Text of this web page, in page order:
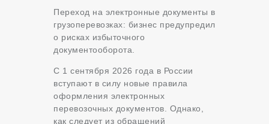
Переход на электронные документы в
грузоперевозках: бизнес предупредил
о рисках избыточного
документооборота.
С 1 сентября 2026 года в России
вступают в силу новые правила
оформления электронных
перевозочных документов. Однако,
как следует из обращений